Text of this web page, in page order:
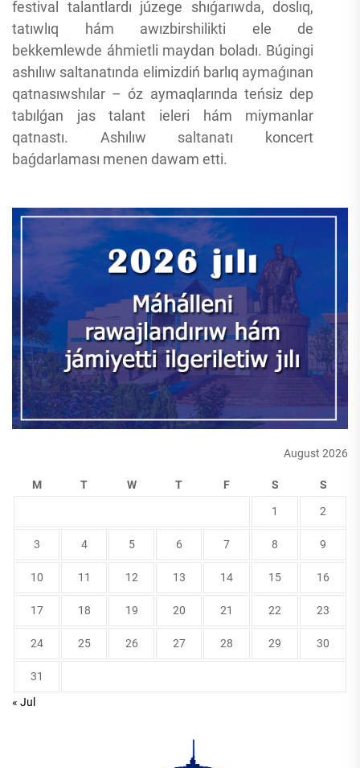
festival talantlardı júzege shıǵarıwda, doslıq,
tatıwlıq hám awızbirshilikti ele de
bekkemlewde áhmietli maydan boladı. Búgingi
ashılıw saltanatında elimizdiń barlıq aymaǵınan
qatnasıwshılar – óz aymaqlarında teńsiz dep
tabılǵan jas talant ieleri hám miymanlar
qatnastı. Ashılıw saltanatı koncert
baǵdarlaması menen dawam etti.
August 2026
M T W T F S S
1 2
3 4 5 6 7 8 9
10 11 12 13 14 15 16
17 18 19 20 21 22 23
24 25 26 27 28 29 30
31
« Jul